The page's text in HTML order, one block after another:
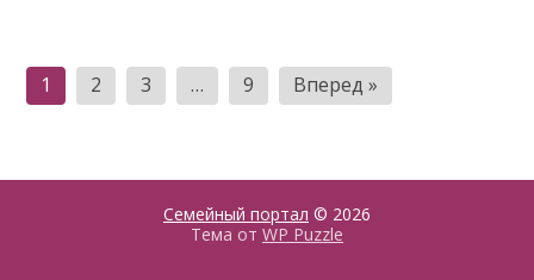
Пагинация
записей
1 2 3 … 9 Вперед »
Семейный портал © 2026
Тема от WP Puzzle